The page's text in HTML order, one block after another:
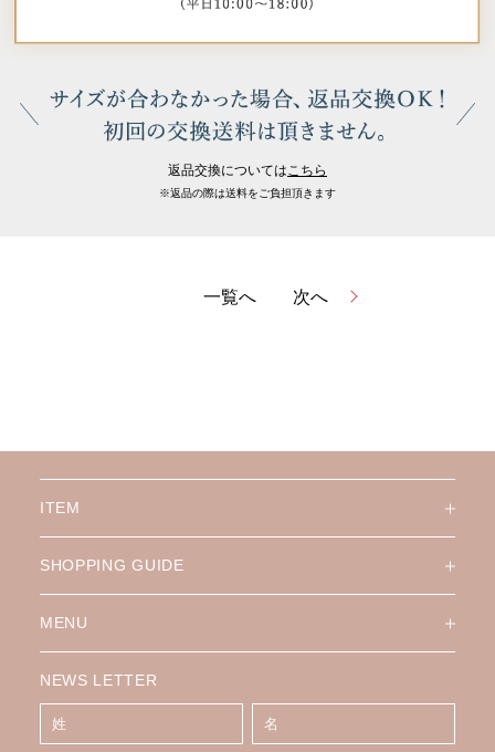
返品交換についてはこちら
※返品の際は送料をご負担頂きます
一覧へ 次へ
ITEM
SHOPPING GUIDE
MENU
NEWS LETTER